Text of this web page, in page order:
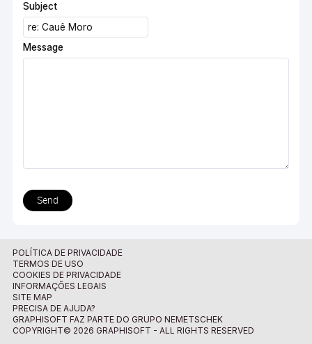
Subject
Message
Send
POLÍTICA DE PRIVACIDADE
TERMOS DE USO
COOKIES DE PRIVACIDADE
INFORMAÇÕES LEGAIS
SITE MAP
PRECISA DE AJUDA?
GRAPHISOFT FAZ PARTE DO GRUPO NEMETSCHEK
COPYRIGHT© 2026 GRAPHISOFT - ALL RIGHTS RESERVED